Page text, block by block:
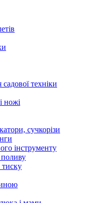
техніки
ножі
сучкорізи
інструменту
поливу